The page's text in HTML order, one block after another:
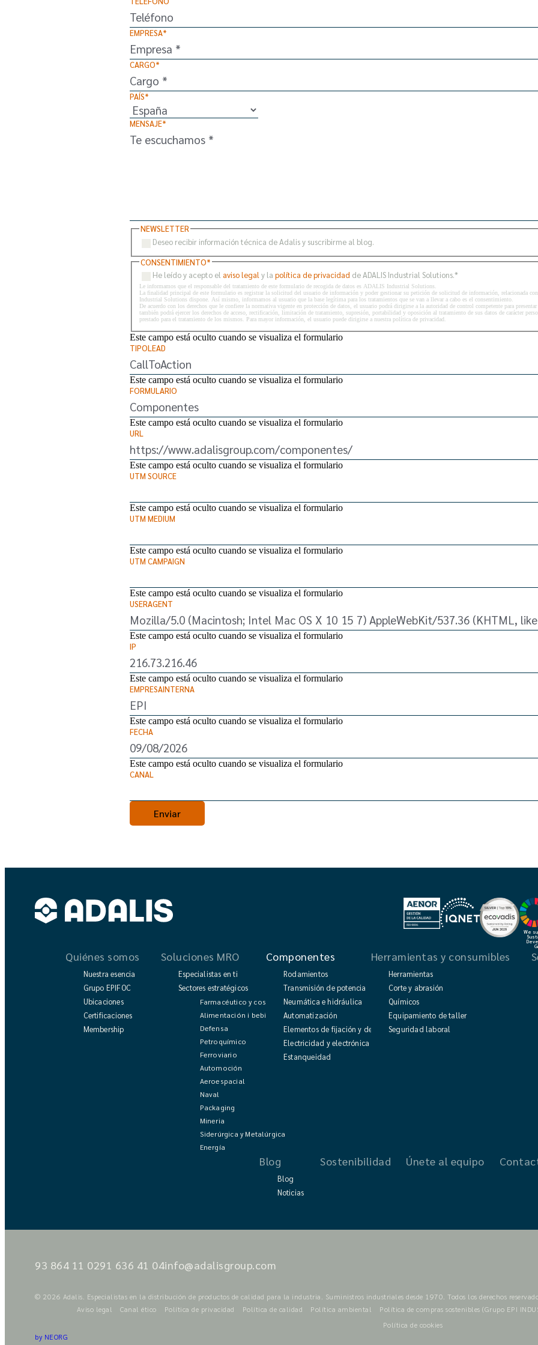
EMPRESA*
CARGO*
PAÍS*
MENSAJE*
NEWSLETTER
Deseo recibir información técnica de Adalis y suscribirme al blog.
CONSENTIMIENTO*
He leído y acepto el aviso legal y la política de privacidad de ADALIS Industrial Solutions.*
Le informamos que el responsable del tratamiento de este formulario de recogida de datos es ADALIS Industrial Solutions.
La finalidad principal de este formulario es registrar la solicitud del usuario de información y poder gestionar su petición de solicitud de información, relacionada
Industrial Solutions dispone. Así mismo, informamos al usuario que la base legítima para los tratamientos que se van a llevar a cabo es el consentimiento.
De acuerdo con los derechos que le confiere la normativa vigente en protección de datos, el usuario podrá dirigirse a la autoridad de control competente para
también podrá ejercer los derechos de acceso, rectificación, limitación de tratamiento, supresión, portabilidad y oposición al tratamiento de sus datos de carácter
prestado para el tratamiento de los mismos. Para mayor información, el usuario puede dirigirse a nuestra política de privacidad.
Este campo está oculto cuando se visualiza el formulario
TIPOLEAD
Este campo está oculto cuando se visualiza el formulario
FORMULARIO
Este campo está oculto cuando se visualiza el formulario
URL
Este campo está oculto cuando se visualiza el formulario
UTM SOURCE
Este campo está oculto cuando se visualiza el formulario
UTM MEDIUM
Este campo está oculto cuando se visualiza el formulario
UTM CAMPAIGN
Este campo está oculto cuando se visualiza el formulario
USERAGENT
Este campo está oculto cuando se visualiza el formulario
IP
Este campo está oculto cuando se visualiza el formulario
EMPRESAINTERNA
Este campo está oculto cuando se visualiza el formulario
FECHA
Este campo está oculto cuando se visualiza el formulario
CANAL
We
Quiénes somos
Nuestra esencia
Grupo EPIFOC
Ubicaciones
Certificaciones
Membership
Soluciones MRO
Especialistas en ti
Sectores estratégicos
Farmacéutico y cosmética
Alimentación i bebida
Defensa
Petroquímico
Ferroviario
Automoción
Aeroespacial
Naval
Packaging
Mineria
Siderúrgica y Metalúrgica
Energía
Componentes
Rodamientos
Transmisión de potencia
Neumática e hidráulica
Automatización
Elementos de fijación y de maniobra
Electricidad y electrónica
Estanqueidad
Herramientas y consumibles
Herramientas
Corte y abrasión
Químicos
Equipamiento de taller
Seguridad laboral
Blog
Blog
Noticias
Sostenibilidad Únete al equipo
93 864 11 0291 636 41 04info@adalisgroup.com
© 2026 Adalis. Especialistas en la distribución de productos de calidad para la industria. Suministros industriales desde 1970. Todos los derechos
Aviso legal
Canal ético Política de privacidad Política de calidad Política ambiental Política de compras sostenibles (Grupo EPI
Política de cookies
by NEORG